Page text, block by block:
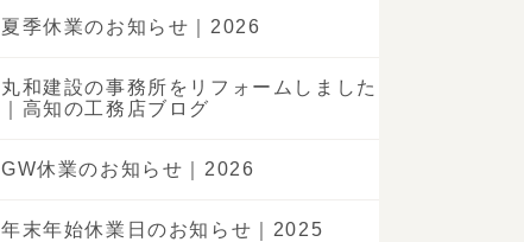
夏季休業のお知らせ｜2026
丸和建設の事務所をリフォームしました
｜高知の工務店ブログ
GW休業のお知らせ｜2026
年末年始休業日のお知らせ｜2025